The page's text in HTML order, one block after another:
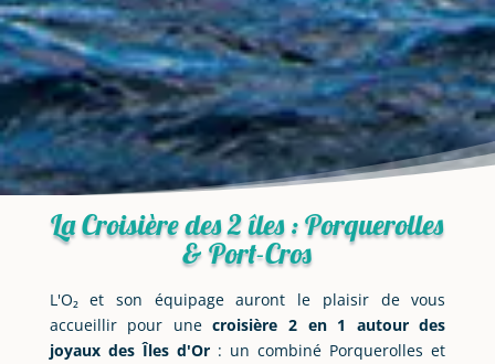
La Croisière des 2 îles : Porquerolles
& Port-Cros
L'O₂ et son équipage auront le plaisir de vous
accueillir pour unecroisière 2 en 1 autour des
joyaux des Îles d'Or: un combiné Porquerolles et